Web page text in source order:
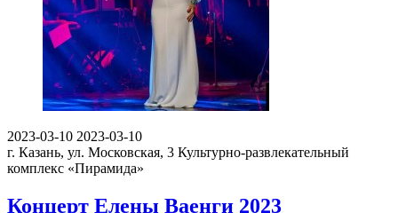
2023-03-10 2023-03-10
г. Казань, ул. Московская, 3 Культурно-развлекательный
комплекс «Пирамида»
Концерт Елены Ваенги 2023